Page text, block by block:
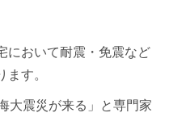
において耐震・免震など
す。
大震災が来る」と専門家